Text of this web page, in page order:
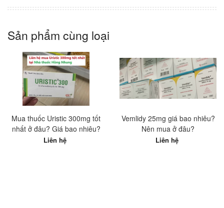
Sản phẩm cùng loại
Mua thuốc Uristic 300mg tốt
nhất ở đâu? Giá bao nhiêu?
Liên hệ
Vemlidy 25mg giá bao nhiêu?
Nên mua ở đâu?
Liên hệ